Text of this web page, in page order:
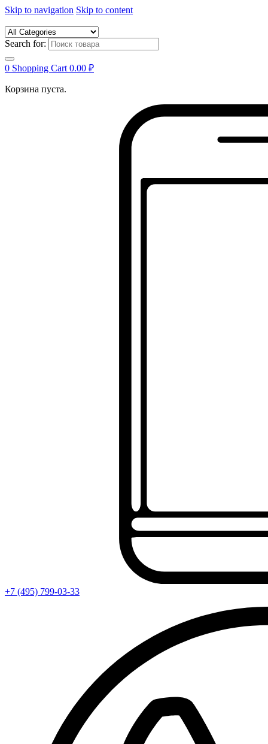
Skip to navigation Skip to content
Search for:
0 Shopping Cart 0.00 ₽
Корзина пуста.
+7 (495) 799-03-33